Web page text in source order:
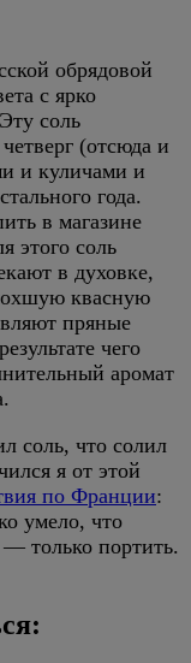
обрядовой
с ярко
соль
(отсюда и
и куличами и
года.
в магазине
этого соль
в духовке,
квасную
пряные
чего
аромат
соль, что солил
я от этой
по Франции:
умело, что
только портить.